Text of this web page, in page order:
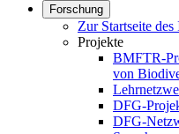
Forschung
Zur Startseite des
Projekte
BMFTR-
von
DFG-
DFG-